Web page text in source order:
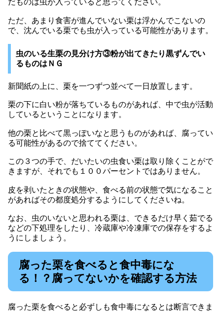
だものは虫が入っていると思ってください。
ただ、あまり食害が進んでいない栗は浮かんでこないの
で、沈んでいる栗でも虫が入っている可能性があります。
虫のいる生栗の見分け方③粉が出てきたり黒ずんでい
るものはＮＧ
新聞紙の上に、栗を一つずつ並べて一日放置します。
栗の下に白い粉が落ちているものがあれば、中で虫が活動
しているということになります。
他の栗と比べて黒っぽいなと思うものがあれば、腐ってい
る可能性があるので捨ててください。
この３つの手で、だいたいの虫食い栗は取り除くことがで
きますが、それでも１００パーセントではありません。
皮を剥いたときの状態や、食べる前の状態で気になること
があればその都度処分するようにしてくださいね。
なお、虫のいないと思われる栗は、できるだけ早く茹でる
などの下処理をしたり、冷蔵庫や冷凍庫での保存をするよ
うにしましょう。
腐った栗を食べると食中毒にな
る！？腐ってないかを確認する方法
腐った栗を食べると必ずしも食中毒になるとは断言できま